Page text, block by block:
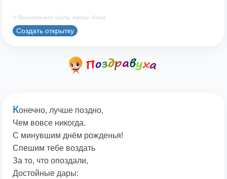
© Принадлежит сайту. Автор: Юлия
Создать открытку
Конечно, лучше поздно,
Чем вовсе никогда.
С минувшим днём рожденья!
Спешим тебе воздать
За то, что опоздали,
Достойные дары: